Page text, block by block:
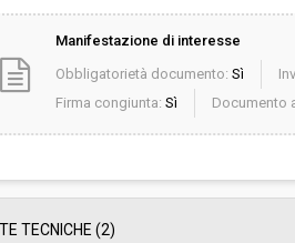
Manifestazione di interesse
Obbligatorietà documento: Sì
Firma congiunta: Sì Documento
TECNICHE (2)